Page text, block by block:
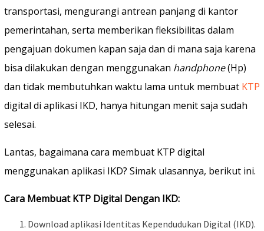
transportasi, mengurangi antrean panjang di kantor
pemerintahan, serta memberikan fleksibilitas dalam
pengajuan dokumen kapan saja dan di mana saja karena
bisa dilakukan dengan menggunakan handphone(Hp)
dan tidak membutuhkan waktu lama untuk membuat KTP
digital di aplikasi IKD, hanya hitungan menit saja sudah
selesai.
Lantas, bagaimana cara membuat KTP digital
menggunakan aplikasi IKD? Simak ulasannya, berikut ini.
Cara Membuat KTP Digital Dengan IKD:
Download aplikasi Identitas Kependudukan Digital (IKD).